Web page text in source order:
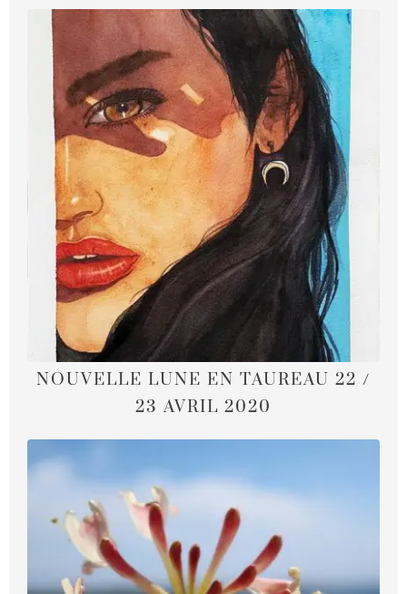
NOUVELLE LUNE EN TAUREAU 22 /
23 AVRIL 2020